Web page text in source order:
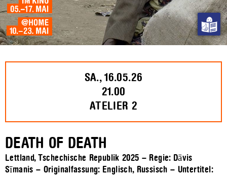
SA., 16.05.26
21.00
ATELIER 2
DEATH OF DEATH
Lettland, Tschechische Republik 2025 – Regie: Dāvis
Sīmanis – Originalfassung: Englisch, Russisch – Untertitel: